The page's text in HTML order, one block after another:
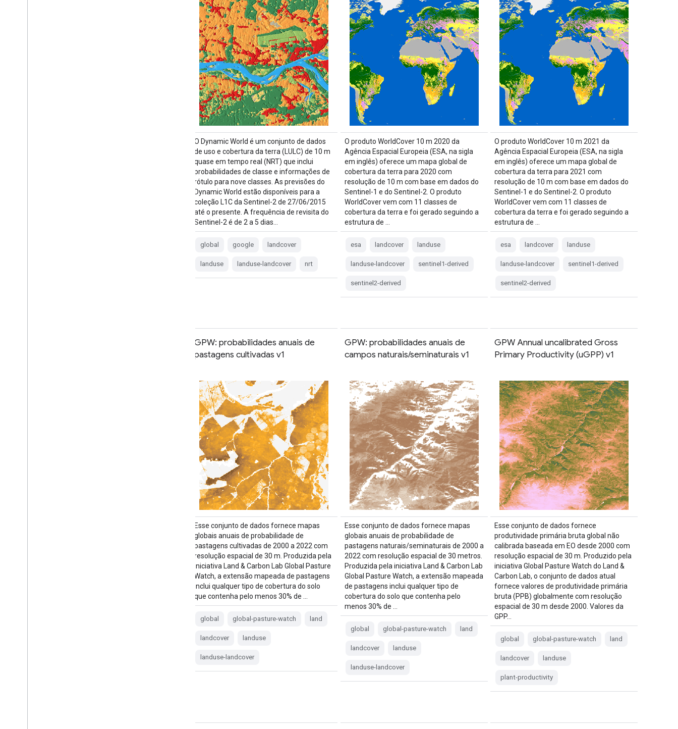
O Dynamic World é um conjunto de dados
de uso e cobertura da terra (LULC) de 10 m
quase em tempo real (NRT) que inclui
probabilidades de classe e informações de
rótulo para nove classes. As previsões do
Dynamic World estão disponíveis para a
coleção L1C da Sentinel-2 de 27/06/2015
até o presente. A frequência de revisita do
Sentinel-2 é de 2 a 5 dias…
global google landcover
landuse landuse-landcover nrt
O produto WorldCover 10 m 2020 da
Agência Espacial Europeia (ESA, na sigla
em inglês) oferece um mapa global de
cobertura da terra para 2020 com
resolução de 10 m com base em dados do
Sentinel-1 e do Sentinel-2. O produto
WorldCover vem com 11 classes de
cobertura da terra e foi gerado seguindo a
estrutura de …
esa landcover landuse
landuse-landcover sentinel1-derived
sentinel2-derived
O produto WorldCover 10 m 2021 da
Agência Espacial Europeia (ESA, na sigla
em inglês) oferece um mapa global de
cobertura da terra para 2021 com
resolução de 10 m com base em dados do
Sentinel-1 e do Sentinel-2. O produto
WorldCover vem com 11 classes de
cobertura da terra e foi gerado seguindo a
estrutura de …
esa landcover landuse
landuse-landcover sentinel1-derived
sentinel2-derived
GPW: probabilidades anuais de
pastagens cultivadas v1
Esse conjunto de dados fornece mapas
globais anuais de probabilidade de
pastagens cultivadas de 2000 a 2022 com
resolução espacial de 30 m. Produzida pela
iniciativa Land & Carbon Lab Global Pasture
Watch, a extensão mapeada de pastagens
inclui qualquer tipo de cobertura do solo
que contenha pelo menos 30% de …
global global-pasture-watch land
landcover landuse
landuse-landcover
GPW: probabilidades anuais de
campos naturais/seminaturais v1
Esse conjunto de dados fornece mapas
globais anuais de probabilidade de
pastagens naturais/seminaturais de 2000 a
2022 com resolução espacial de 30 metros.
Produzida pela iniciativa Land & Carbon Lab
Global Pasture Watch, a extensão mapeada
de pastagens inclui qualquer tipo de
cobertura do solo que contenha pelo
menos 30% de …
global global-pasture-watch land
landcover landuse
landuse-landcover
GPW Annual uncalibrated Gross
Primary Productivity (uGPP) v1
Esse conjunto de dados fornece
produtividade primária bruta global não
calibrada baseada em EO desde 2000 com
resolução espacial de 30 m. Produzido pela
iniciativa Global Pasture Watch do Land &
Carbon Lab, o conjunto de dados atual
fornece valores de produtividade primária
bruta (PPB) globalmente com resolução
espacial de 30 m desde 2000. Valores da
GPP…
global global-pasture-watch land
landcover landuse
plant-productivity